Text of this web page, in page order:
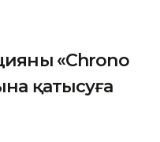
«Chrono
қатысуға